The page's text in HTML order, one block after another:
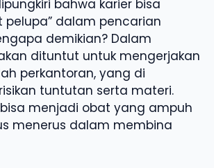
bahwa karier bisa
pelupa” dalam pencarian
demikian? Dalam
dituntut untuk mengerjakan
perkantoran, yang di
tuntutan serta materi.
menjadi obat yang ampuh
menerus dalam membina